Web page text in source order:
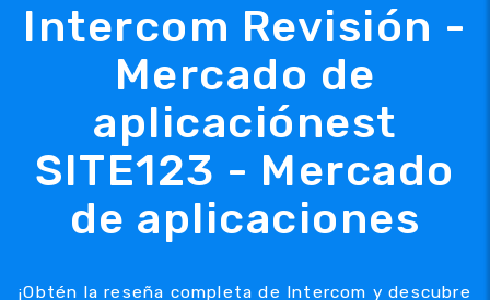
Intercom Revisión -
Mercado de
aplicaciónest
SITE123 - Mercado
de aplicaciones
¡Obtén la reseña completa de Intercom y descubre